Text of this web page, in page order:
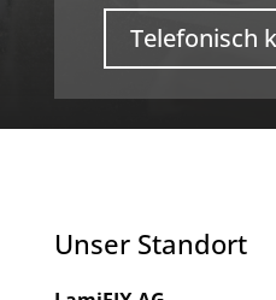
Telefonisch
Unser Standort